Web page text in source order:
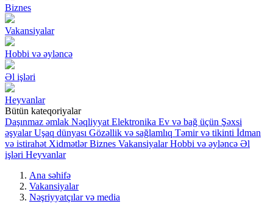
Biznes
Vakansiyalar
Hobbi və əyləncə
Əl işləri
Heyvanlar
Bütün kateqoriyalar
Daşınmaz əmlak Nəqliyyat Elektronika Ev və bağ üçün Şəxsi
əşyalar Uşaq dünyası Gözəllik və sağlamlıq Təmir və tikinti İdman
və istirahət Xidmətlər Biznes Vakansiyalar Hobbi və əyləncə Əl
işləri Heyvanlar
Ana səhifə
Vakansiyalar
Nəşriyyatçılar və media